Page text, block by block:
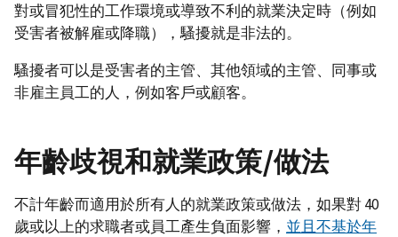
對或冒犯性的工作環境或導致不利的就業決定時（例如
受害者被解雇或降職），騷擾就是非法的。
騷擾者可以是受害者的主管、其他領域的主管、同事或
非雇主員工的人，例如客戶或顧客。
年齡歧視和就業政策/做法
不計年齡而適用於所有人的就業政策或做法，如果對 40
歲或以上的求職者或員工產生負面影響， 並且不基於年